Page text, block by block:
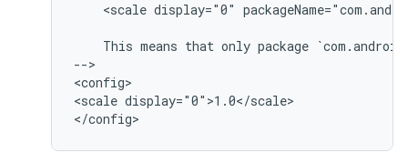
<scale display="0"
This means that only package
-->
<config>
<scale display="0">1.0</scale>